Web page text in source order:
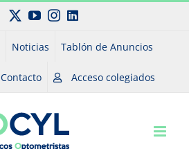
Facebook
X YouTubeInstagram
LinkedIn
Noticias Tablón de Anuncios
Contacto Acceso colegiados